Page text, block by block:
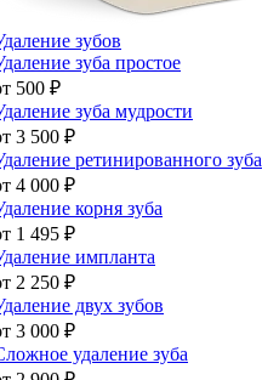
зубов
зуба простое
500 ₽
зуба мудрости
3 500 ₽
ретинированного зуба
4 000 ₽
корня зуба
1 495 ₽
импланта
2 250 ₽
двух зубов
3 000 ₽
удаление зуба